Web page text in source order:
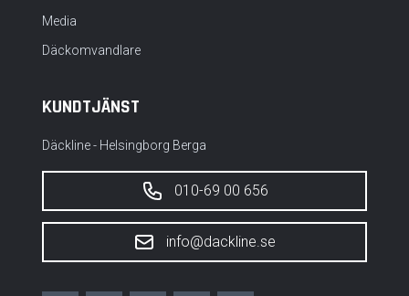
Media
Däckomvandlare
KUNDTJÄNST
Däckline - Helsingborg Berga
010-69 00 656
info@dackline.se